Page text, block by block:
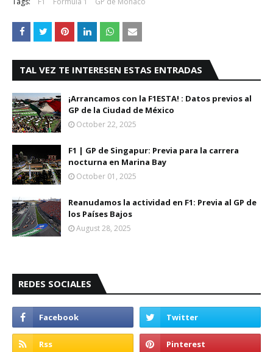
TAL VEZ TE INTERESEN ESTAS ENTRADAS
¡Arrancamos con la F1ESTA! : Datos previos al
GP de la Ciudad de México
October 22, 2025
F1 | GP de Singapur: Previa para la carrera
nocturna en Marina Bay
October 01, 2025
Reanudamos la actividad en F1: Previa al GP de
los Países Bajos
August 28, 2025
REDES SOCIALES